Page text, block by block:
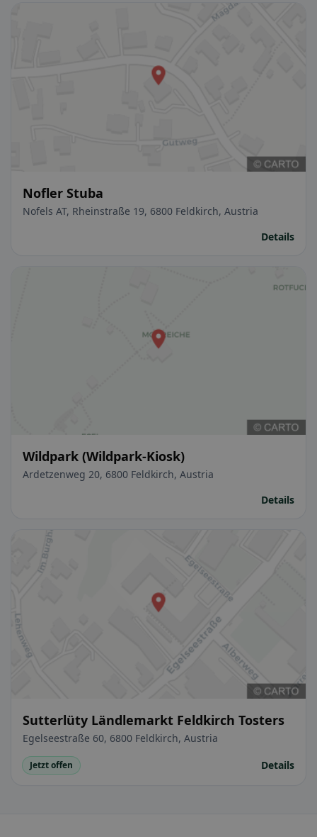
Nofler Stuba
Nofels AT, Rheinstraße 19, 6800 Feldkirch, Austria
Details
Wildpark (Wildpark-Kiosk)
Ardetzenweg 20, 6800 Feldkirch, Austria
Details
Sutterlüty Ländlemarkt Feldkirch Tosters
Egelseestraße 60, 6800 Feldkirch, Austria
Jetzt offen Details